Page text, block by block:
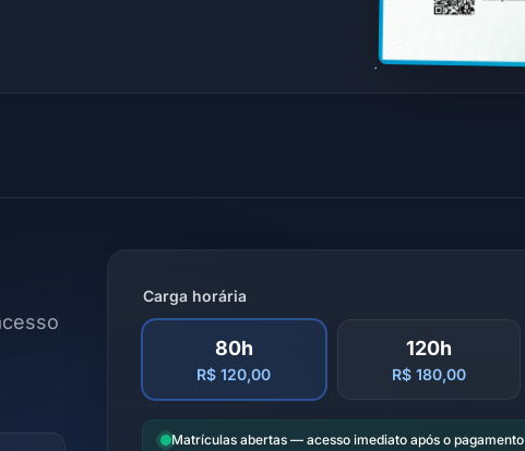
Carga horária
80h
R$ 120,00
120h
R$ 180,00
Matrículas abertas — acesso imediato após o pagamento